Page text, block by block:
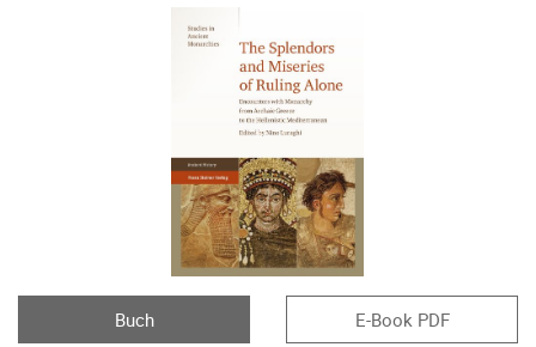
Buch E-Book PDF